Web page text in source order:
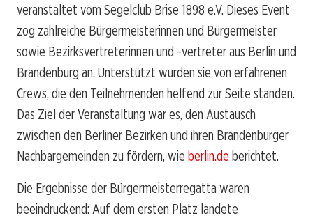
veranstaltet vom Segelclub Brise 1898 e.V. Dieses Event
zog zahlreiche Bürgermeisterinnen und Bürgermeister
sowie Bezirksvertreterinnen und -vertreter aus Berlin und
Brandenburg an. Unterstützt wurden sie von erfahrenen
Crews, die den Teilnehmenden helfend zur Seite standen.
Das Ziel der Veranstaltung war es, den Austausch
zwischen den Berliner Bezirken und ihren Brandenburger
Nachbargemeinden zu fördern, wie berlin.de berichtet.
Die Ergebnisse der Bürgermeisterregatta waren
beeindruckend: Auf dem ersten Platz landete